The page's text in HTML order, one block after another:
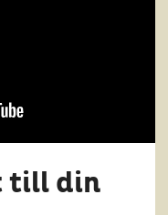
till din